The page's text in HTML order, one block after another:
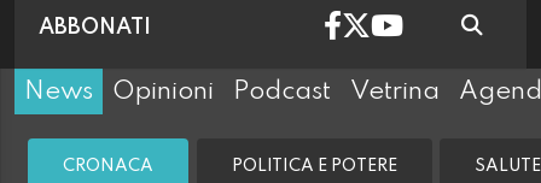
ABBONATI
News Opinioni Podcast Vetrina
CRONACA POLITICA E POTERE